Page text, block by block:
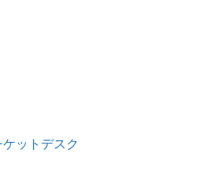
ットデスク